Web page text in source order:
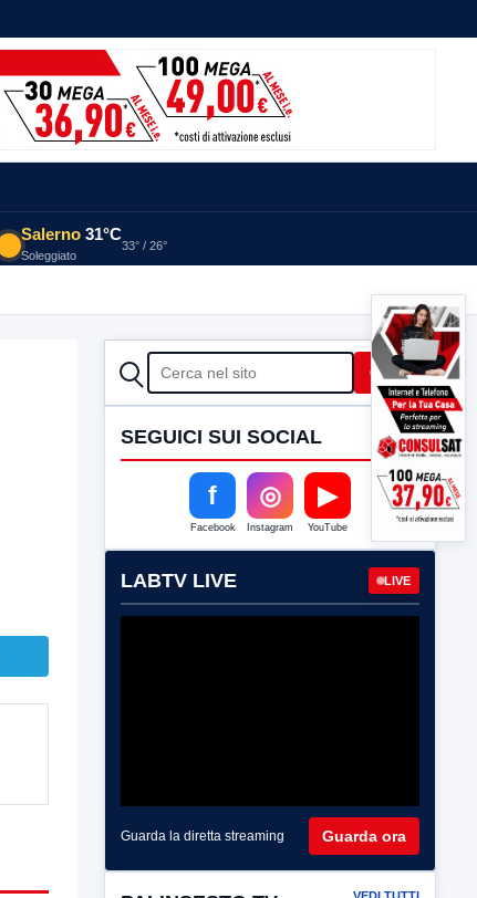
Salerno 31°C
Soleggiato
33° / 26°
CERCA Cerca
SEGUICI SUI SOCIAL
f
Facebook
◎
Instagram
▶
YouTube
LABTV LIVE LIVE
Guarda la diretta streaming Guarda ora